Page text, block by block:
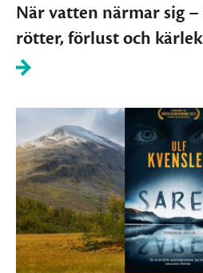
När vatten närmar sig
rötter, förlust och kärlek